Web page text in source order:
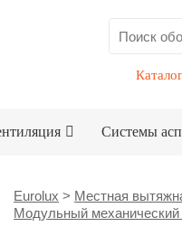
Системы
Eurolux > Местная
Модульный